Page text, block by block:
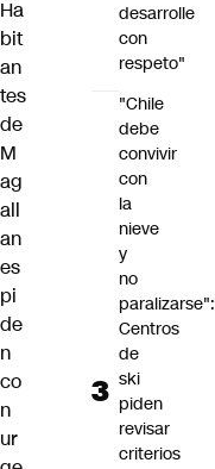
Ha
bit
an
tes
de
M
ag
all
an
es
pi
de
n
co
n
ur
desarrolle
con
respeto"
"Chile
debe
convivir
con
la
nieve
y
no
paralizarse":
Centros
de
ski
piden
revisar
criterios